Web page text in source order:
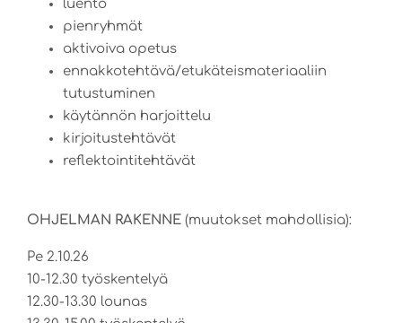
luento
pienryhmät
aktivoiva opetus
ennakkotehtävä/etukäteismateriaaliin
tutustuminen
käytännön harjoittelu
kirjoitustehtävät
reflektointitehtävät
OHJELMAN RAKENNE (muutokset mahdollisia):
Pe 2.10.26
10-12.30 työskentelyä
12.30-13.30 lounas